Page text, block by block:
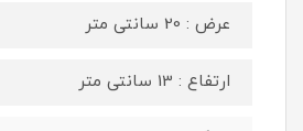
عرض : 20 سانتی متر
ارتفاع : 13 سانتی متر